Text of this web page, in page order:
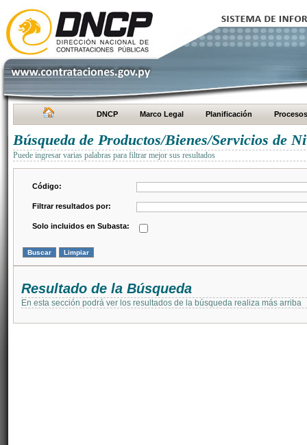
DNCP Marco Legal Planificación Procesos
Búsqueda de Productos/Bienes/Servicios de
Puede ingresar varias palabras para filtrar mejor sus resultados
Código:
Filtrar resultados por:
Solo incluidos en Subasta:
Resultado de la Búsqueda
En esta sección podrá ver los resultados de la búsqueda realiza más arriba